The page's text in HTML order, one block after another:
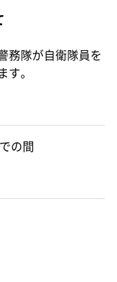
務隊が自衛隊員を
。
の間